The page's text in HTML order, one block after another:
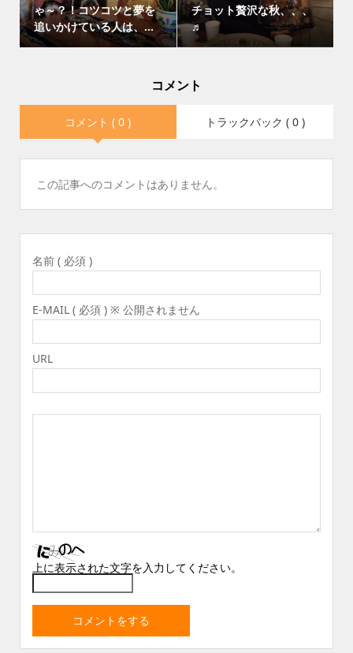
ゃ～？！コツコツと夢を
追いかけている人は、...
チョット贅沢な秋、、、
♬
コメント
コメント ( 0 ) トラックバック ( 0 )
この記事へのコメントはありません。
名前 ( 必須 )
E-MAIL ( 必須 ) ※ 公開されません
URL
上に表示された文字を入力してください。